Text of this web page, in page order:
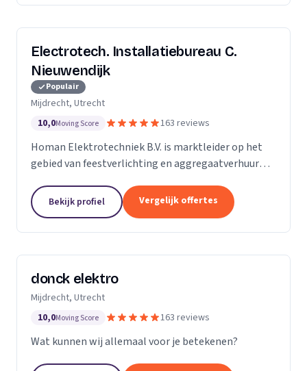
Electrotech. Installatiebureau C.
Nieuwendijk
Populair
Mijdrecht, Utrecht
10,0Moving Score 163 reviews
Homan Elektrotechniek B.V. is marktleider op het
gebied van feestverlichting en aggregaatverhuur
energievoorziening van kermissen door heel
Nederland.
Bekijk profiel Vergelijk offertes
donck elektro
Mijdrecht, Utrecht
10,0Moving Score 163 reviews
Wat kunnen wij allemaal voor je betekenen?